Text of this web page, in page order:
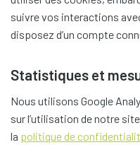
suivre vos interactions
disposez d’un compte
Statistiques et
Nous utilisons Google
sur l’utilisation de notre
la politique de